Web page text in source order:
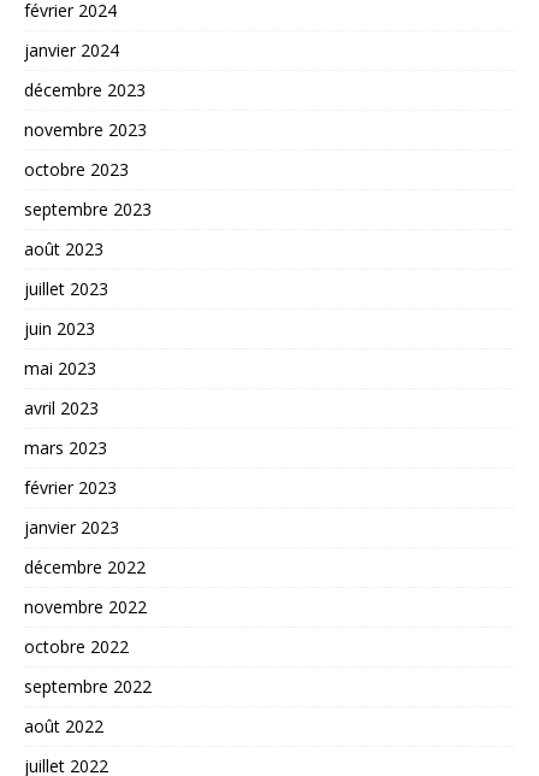
février 2024
janvier 2024
décembre 2023
novembre 2023
octobre 2023
septembre 2023
août 2023
juillet 2023
juin 2023
mai 2023
avril 2023
mars 2023
février 2023
janvier 2023
décembre 2022
novembre 2022
octobre 2022
septembre 2022
août 2022
juillet 2022